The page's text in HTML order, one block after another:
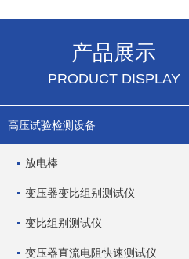
产品展示
PRODUCT DISPLAY
高压试验检测设备
放电棒
变压器变比组别测试仪
变比组别测试仪
变压器直流电阻快速测试仪